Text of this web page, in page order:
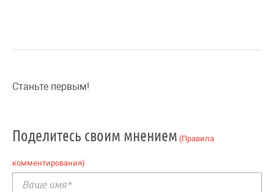
Станьте первым!
Поделитесь своим мнением (Правила
комментирования)